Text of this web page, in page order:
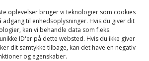
oplevelser bruger vi teknologier som cookies
til enhedsoplysninger. Hvis du giver dit
kan vi behandle data som f.eks.
ID'er på dette websted. Hvis du ikke giver
dit samtykke tilbage, kan det have en negativ
og egenskaber.